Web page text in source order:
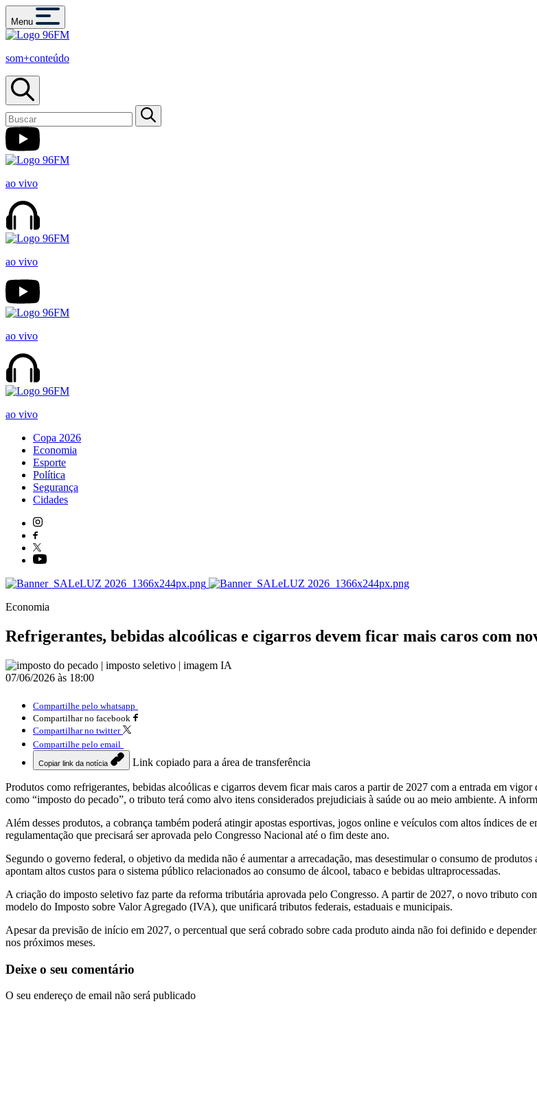
Menu
som+conteúdo
ao vivo
ao vivo
ao vivo
ao vivo
Copa 2026
Economia
Esporte
Política
Segurança
Cidades
Economia
Refrigerantes, bebidas alcoólicas e cigarros devem ficar mais caros com
07/06/2026 às 18:00
Compartilhe pelo whatsapp
Compartilhar no facebook
Compartilhar no twitter
Compartilhe pelo email
Copiar link da notícia Link copiado para a área de transferência
Produtos como refrigerantes, bebidas alcoólicas e cigarros devem ficar mais caros a partir de 2027 com a entrada em
como “imposto do pecado”, o tributo terá como alvo itens considerados prejudiciais à saúde ou ao meio ambiente. A
Além desses produtos, a cobrança também poderá atingir apostas esportivas, jogos online e veículos com altos índices de
regulamentação que precisará ser aprovada pelo Congresso Nacional até o fim deste ano.
Segundo o governo federal, o objetivo da medida não é aumentar a arrecadação, mas desestimular o consumo de
apontam altos custos para o sistema público relacionados ao consumo de álcool, tabaco e bebidas ultraprocessadas.
A criação do imposto seletivo faz parte da reforma tributária aprovada pelo Congresso. A partir de 2027, o novo tributo
modelo do Imposto sobre Valor Agregado (IVA), que unificará tributos federais, estaduais e municipais.
Apesar da previsão de início em 2027, o percentual que será cobrado sobre cada produto ainda não foi definido e
nos próximos meses.
Deixe o seu comentário
O seu endereço de email não será publicado